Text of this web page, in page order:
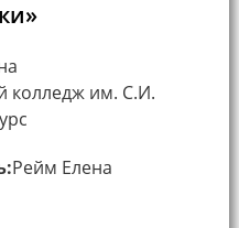
колледж им. С.И.
Рейм Елена